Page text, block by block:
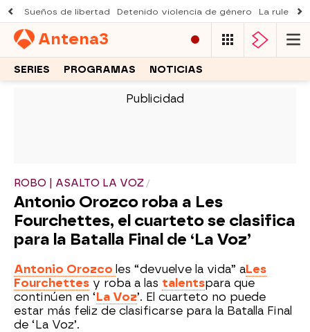
Sueños de libertad Detenido violencia de género La ruleta
Antena3
SERIES PROGRAMAS NOTICIAS
ROBO | ASALTO LA VOZ
Antonio Orozco roba a Les
Fourchettes, el cuarteto se clasifica
para la Batalla Final de ‘La Voz’
Antonio Orozco les “devuelve la vida” aLes
Fourchettes y roba a las talentspara que
continúen en ‘La Voz’. El cuarteto no puede
estar más feliz de clasificarse para la Batalla Final
de ‘La Voz’.